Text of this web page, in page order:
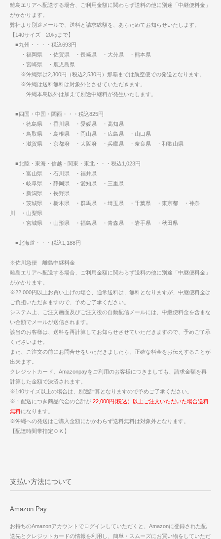
離島エリアへ配送する場合、ご利用金額に関わらず送料の他に別途「中継便料金」
がかかります。
弊社より別途メールで、送料と請求総額を、あらためてお知らせいたします。
【140サイズ 20㎏まで】
■九州・・・・税込693円
・福岡県 ・佐賀県 ・長崎県 ・大分県 ・熊本県
・宮崎県 ・鹿児島県
※沖縄県は2,300円（税込2,530円）那覇までは航空便での発送となります。
※沖縄は送料無料は対象外とさせていただきます。
沖縄本島以外は加えて別途中継料が発生いたします。
■四国・中国・関西・・・税込825円
・徳島県 ・香川県 ・愛媛県 ・高知県
・鳥取県 ・島根県 ・岡山県 ・広島県 ・山口県
・滋賀県 ・京都府 ・大阪府 ・兵庫県 ・奈良県 ・和歌山県
■北陸・東海・信越・関東・東北・・・税込1,023円
・富山県 ・石川県 ・福井県
・岐阜県 ・静岡県 ・愛知県 ・三重県
・新潟県 ・長野県
・茨城県 ・栃木県 ・群馬県 ・埼玉県 ・千葉県 ・東京都 ・神奈
川 ・山梨県
・宮城県 ・山形県 ・福島県 ・青森県 ・岩手県 ・秋田県
■北海道・・・税込1,188円
※佐川急便 離島中継料金
離島エリアへ配送する場合、ご利用金額に関わらず送料の他に別途「中継便料金」
がかかります。
※22,000円以上お買い上げの場合、通常送料は、無料となりますが、中継便料金は
ご負担いただきますので、予めご了承ください。
システム上、ご注文画面及びご注文後の自動配信メールには、中継便料金を含まな
い金額でメールが送信されます。
該当のお客様は、送料を再計算してお知らせさせていただきますので、予めご了承
くださいませ。
また、ご注文の前にお問合せをいただきましたら、正確な料金をお伝えすることが
出来ます。
クレジットカード、Amazonpayをご利用のお客様につきましても、請求金額を再
計算した金額で決済されます。
※140サイズ以上の場合は、別途計算となりますので予めご了承ください。
※１配送につき商品代金の合計が 22,000円(税込）以上ご注文いただいた場合送料
無料になります。
※沖縄への発送はご購入金額にかかわらず送料無料は対象外となります。
【配達時間帯指定ＯＫ】
支払い方法について
Amazon Pay
お持ちのAmazonアカウントでログインしていただくと、Amazonに登録された配
送先とクレジットカードの情報を利用し、簡単・スムーズにお買い物をしていただ